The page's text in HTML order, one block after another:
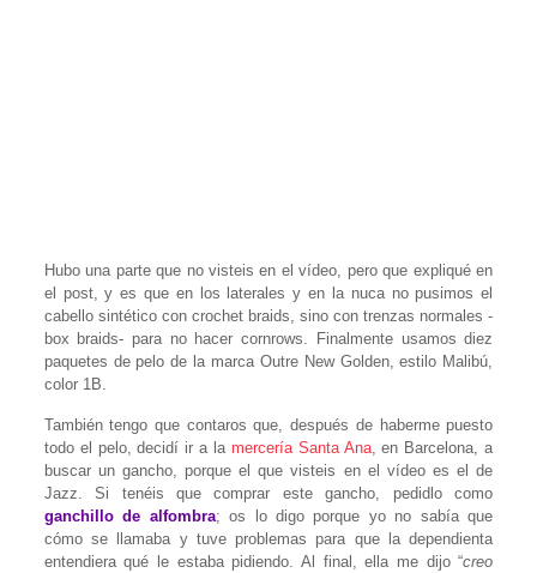
Hubo una parte que no visteis en el vídeo, pero que expliqué en
el post, y es que en los laterales y en la nuca no pusimos el
cabello sintético con crochet braids, sino con trenzas normales -
box braids- para no hacer cornrows. Finalmente usamos diez
paquetes de pelo de la marca Outre New Golden, estilo Malibú,
color 1B.
También tengo que contaros que, después de haberme puesto
todo el pelo, decidí ir a la mercería Santa Ana, en Barcelona, a
buscar un gancho, porque el que visteis en el vídeo es el de
Jazz. Si tenéis que comprar este gancho, pedidlo como
ganchillo de alfombra; os lo digo porque yo no sabía que
cómo se llamaba y tuve problemas para que la dependienta
entendiera qué le estaba pidiendo. Al final, ella me dijo “creo